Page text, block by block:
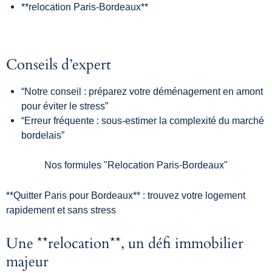
**relocation Paris-Bordeaux**
Conseils d’expert
“Notre conseil : préparez votre déménagement en amont
pour éviter le stress”
“Erreur fréquente : sous-estimer la complexité du marché
bordelais”
Nos formules "Relocation Paris-Bordeaux"
**Quitter Paris pour Bordeaux** : trouvez votre logement
rapidement et sans stress
Une **relocation**, un défi immobilier
majeur